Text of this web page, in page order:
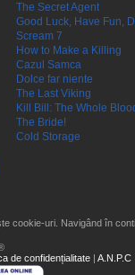
The Secret Agent
Good Luck, Have Fun,
Scream 7
How to Make a Killing
Cazul Samca
Dolce far niente
The Last Viking
Kill Bill: The Whole
The Bride!
Cold Storage
cookie-uri. Navigând în
de confidențialitate | A.N.P.C